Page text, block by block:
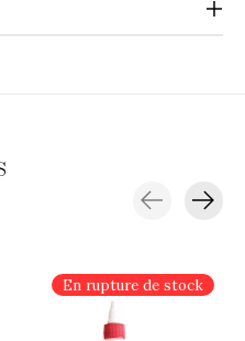
En rupture de stock